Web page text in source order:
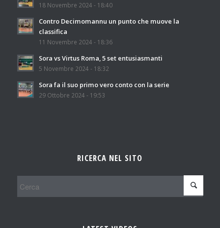
18 Novembre 2024 - 18:40
Contro Decimomannu un punto che muove la
classifica
11 Novembre 2024 - 18:36
Sora vs Virtus Roma, 5 set entusiasmanti
5 Novembre 2024 - 18:32
Sora fa il suo primo vero conto con la serie
29 Ottobre 2024 - 19:53
RICERCA NEL SITO